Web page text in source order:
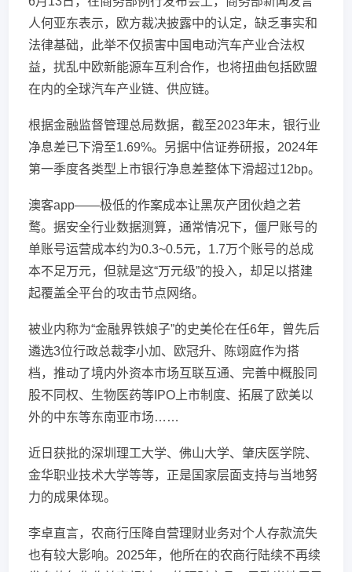
人何亚东表示，欧方裁决披露中的认定，缺乏事实和
法律基础，此举不仅损害中国电动汽车产业合法权
益，扰乱中欧新能源车互利合作，也将扭曲包括欧盟
在内的全球汽车产业链、供应链。
根据金融监督管理总局数据，截至2023年末，银行业
净息差已下滑至1.69%。另据中信证券研报，2024年
第一季度各类型上市银行净息差整体下滑超过12bp。
澳客app——极低的作案成本让黑灰产团伙趋之若
鹜。据安全行业数据测算，通常情况下，僵尸账号的
单账号运营成本约为0.3~0.5元，1.7万个账号的总成
本不足万元，但就是这“万元级”的投入，却足以搭建
起覆盖全平台的攻击节点网络。
被业内称为“金融界铁娘子”的史美伦在任6年，曾先后
遴选3位行政总裁李小加、欧冠升、陈翊庭作为搭
档，推动了境内外资本市场互联互通、完善中概股同
股不同权、生物医药等IPO上市制度、拓展了欧美以
外的中东等东南亚市场……
近日获批的深圳理工大学、佛山大学、肇庆医学院、
金华职业技术大学等等，正是国家层面支持与当地努
力的成果体现。
李卓直言，农商行压降自营理财业务对个人存款流失
也有较大影响。2025年，他所在的农商行陆续不再续